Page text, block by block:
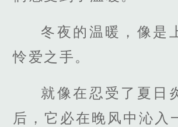
冬夜的温暖，像是
怜爱之手。
就像在忍受了夏日
后，它必在晚风中沁入